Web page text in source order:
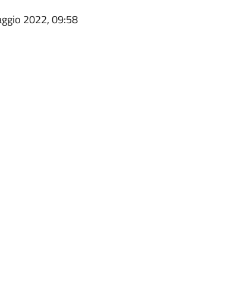
2022, 09:58